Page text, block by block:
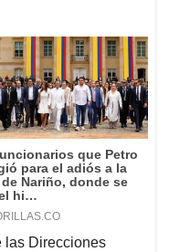
las Direcciones